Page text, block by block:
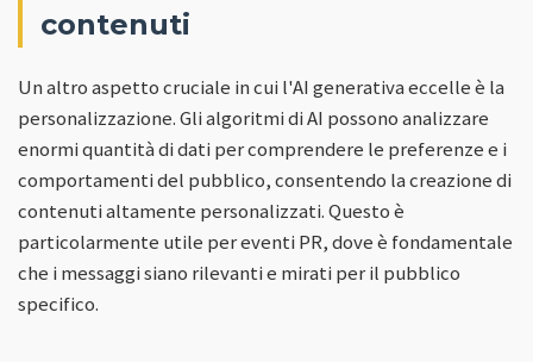
contenuti
Un altro aspetto cruciale in cui l'AI generativa eccelle è la
personalizzazione. Gli algoritmi di AI possono analizzare
enormi quantità di dati per comprendere le preferenze e i
comportamenti del pubblico, consentendo la creazione di
contenuti altamente personalizzati. Questo è
particolarmente utile per eventi PR, dove è fondamentale
che i messaggi siano rilevanti e mirati per il pubblico
specifico.